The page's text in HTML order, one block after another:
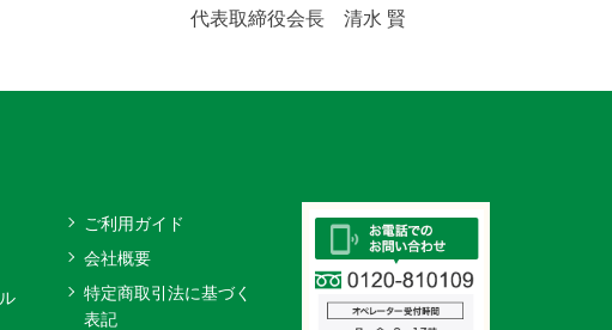
代表取締役会長 清水 賢
ご利用ガイド
会社概要
特定商取引法に基づく
表記